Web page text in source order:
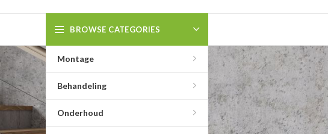
BROWSE CATEGORIES
Montage
Behandeling
Onderhoud